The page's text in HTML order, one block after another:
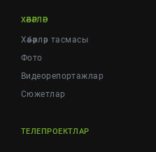
ХӘБӘРЛӘР
Хәбәрләр тасмасы
Фото
Видеорепортажлар
Cюжетлар
ТЕЛЕПРОЕКТЛАР